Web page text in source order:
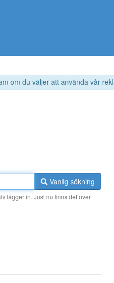
om du väljer att använda vår
Vanlig sökning
lägger in. Just nu finns det över